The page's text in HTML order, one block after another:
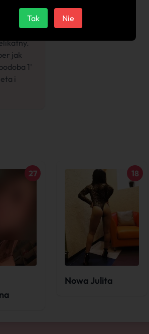
2.
jak
1'
i
27
Nowa Julita
18
Tak Nie